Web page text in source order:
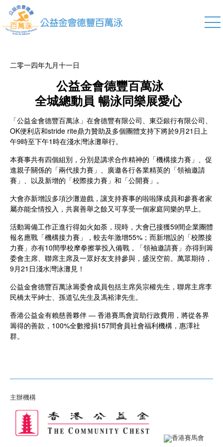
二零一四年九月十一日
公益金會德豐百萬泳
全城總動員 暢泳同樂展愛心
「公益金會德豐百萬泳」在會德豐有限公司、東亞銀行有限公司、
OK便利店和stride rite鼎力贊助及多個團體支持下將於9月21日上
午9時至下午1時在淺水灣泳灘舉行。
本賽事共有四個組別，分別是講求合作精神的「機構接力賽」、促
進親子關係的「兩代接力賽」、廣邀各行各業精英的「領袖邀請
賽」、以及新增的「校際接力賽」和「公開賽」。
大會亦新增設多項沙灘遊戲，讓支持賽事的啦啦隊成員和參賽者家
屬亦能全情投入，共襄善舉之餘又可享受一個家庭同樂的早上。
活動籌備工作正進行得如火如荼，現時，大會已接獲59間企業團體
報名應戰「機構接力賽」，較去年激增55%；而新增設的「校際接
力賽」亦有10間學校摩拳擦掌投入備戰，「領袖邀請賽」亦得到籌
委會主席、聯席主席及一眾好友支持參與，盛況空前。萬眾期待，
9月21日淺水灣泳灘見！
公益金會德豐百萬泳籌委會成員包括主席吳宗權先生，聯席主席李
民橋太平紳士、孫道弘先生及馮裕津先生。
香港公益金有賴慈善夥伴 ― 香港賽馬會資助行政費用，將從各界
籌得的善款，100%全數撥捐157間會員社會福利機構，惠澤社
群。
主辦機構